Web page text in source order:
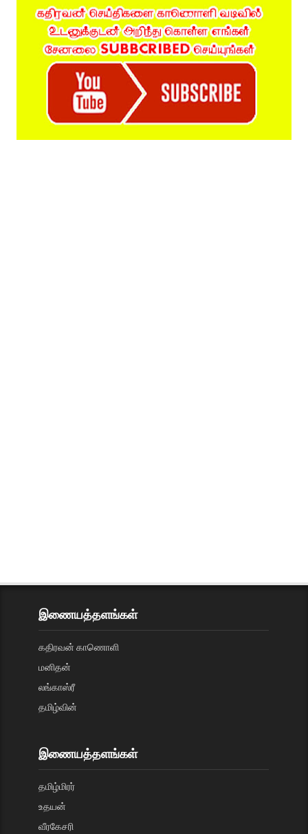
இணையத்தளங்கள்
கதிரவன் காணொளி
மனிதன்
லங்காஸ்ரீ
தமிழ்வின்
இணையத்தளங்கள்
தமிழ்மிரர்
உதயன்
வீரகேசரி